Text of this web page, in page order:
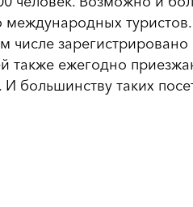
числе
ежегодно
большинству таких